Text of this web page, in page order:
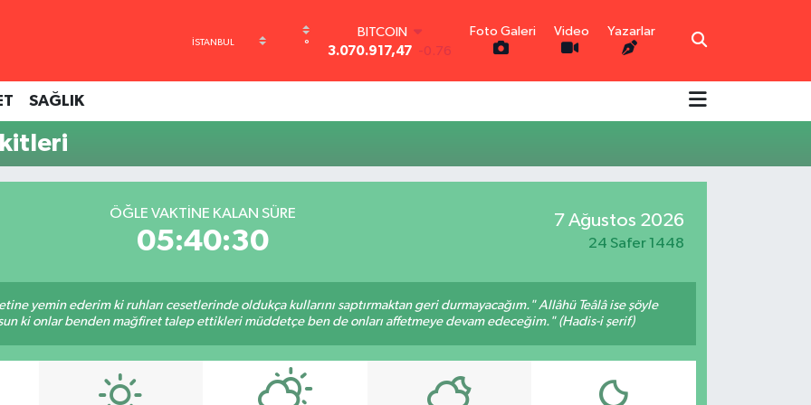
°
BITCOIN
3.070.917,47 -0.76
64,2463 0.07
GRAM ALTIN
Foto Galeri Video Yazarlar
SAĞLIK
ÖĞLE VAKTINE KALAN SÜRE
05:40:30
7 Ağustos 2026
24 Safer 1448
yemin ederim ki ruhları cesetlerinde oldukça kullarını saptırmaktan geri durmayacağım." Allâhü Teâlâ ise şöyle
ki onlar benden mağfiret talep ettikleri müddetçe ben de onları affetmeye devam edeceğim." (Hadis-i şerif)